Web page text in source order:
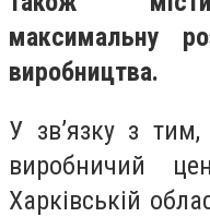
максимальну
виробництва.
У зв’язку з тим,
виробничий
Харківській